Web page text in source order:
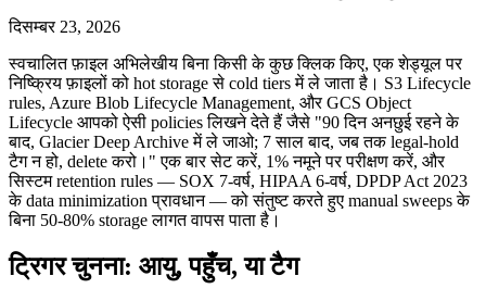
दिसम्बर 23, 2026
स्वचालित फ़ाइल अभिलेखीय बिना किसी के कुछ क्लिक किए, एक शेड्यूल पर
निष्क्रिय फ़ाइलों को hot storage से cold tiers में ले जाता है। S3 Lifecycle
rules, Azure Blob Lifecycle Management, और GCS Object
Lifecycle आपको ऐसी policies लिखने देते हैं जैसे "90 दिन अनछुई रहने के
बाद, Glacier Deep Archive में ले जाओ; 7 साल बाद, जब तक legal-hold
टैग न हो, delete करो।" एक बार सेट करें, 1% नमूने पर परीक्षण करें, और
सिस्टम retention rules — SOX 7-वर्ष, HIPAA 6-वर्ष, DPDP Act 2023
के data minimization प्रावधान — को संतुष्ट करते हुए manual sweeps के
बिना 50-80% storage लागत वापस पाता है।
ट्रिगर चुनना: आयु, पहुँच, या टैग